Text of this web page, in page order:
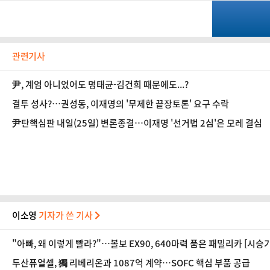
관련기사
尹, 계엄 아니었어도 명태균-김건희 때문에도...?
결투 성사?…권성동, 이재명의 '무제한 끝장토론' 요구 수락
尹탄핵심판 내일(25일) 변론종결…이재명 '선거법 2심'은 모레 결심
이소영 기자가 쓴 기사
"아빠, 왜 이렇게 빨라?"…볼보 EX90, 640마력 품은 패밀리카 [시승
두산퓨얼셀, 獨 리베리온과 1087억 계약…SOFC 핵심 부품 공급